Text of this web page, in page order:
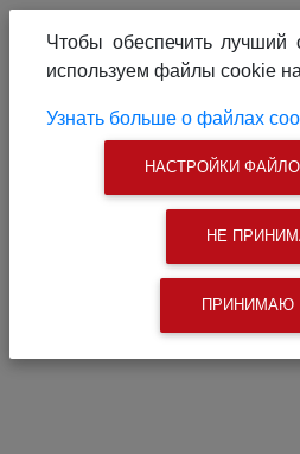
Связаться с нами
Чтобы обеспечить
используем файлы cookie
Узнать больше о файлах